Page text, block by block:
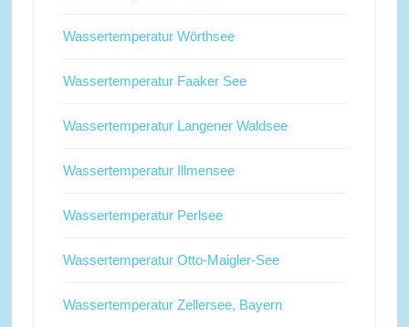
Wassertemperatur Wörthsee
Wassertemperatur Faaker See
Wassertemperatur Langener Waldsee
Wassertemperatur Illmensee
Wassertemperatur Perlsee
Wassertemperatur Otto-Maigler-See
Wassertemperatur Zellersee, Bayern